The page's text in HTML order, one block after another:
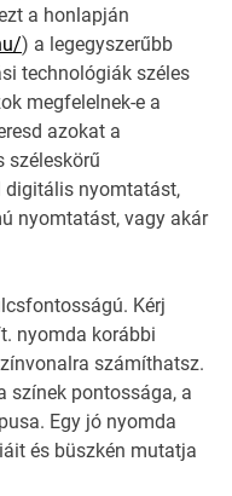
a honlapján
) a legegyszerűbb
technológiák széles
megfelelnek-e a
azokat a
széleskörű
digitális nyomtatást,
nyomtatást, vagy akár
Kérj
nyomda korábbi
számíthatsz.
színek pontossága, a
Egy jó nyomda
és büszkén mutatja